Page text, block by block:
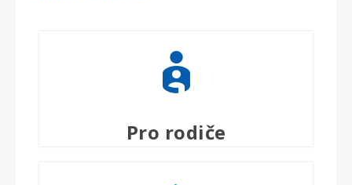
Pro rodiče